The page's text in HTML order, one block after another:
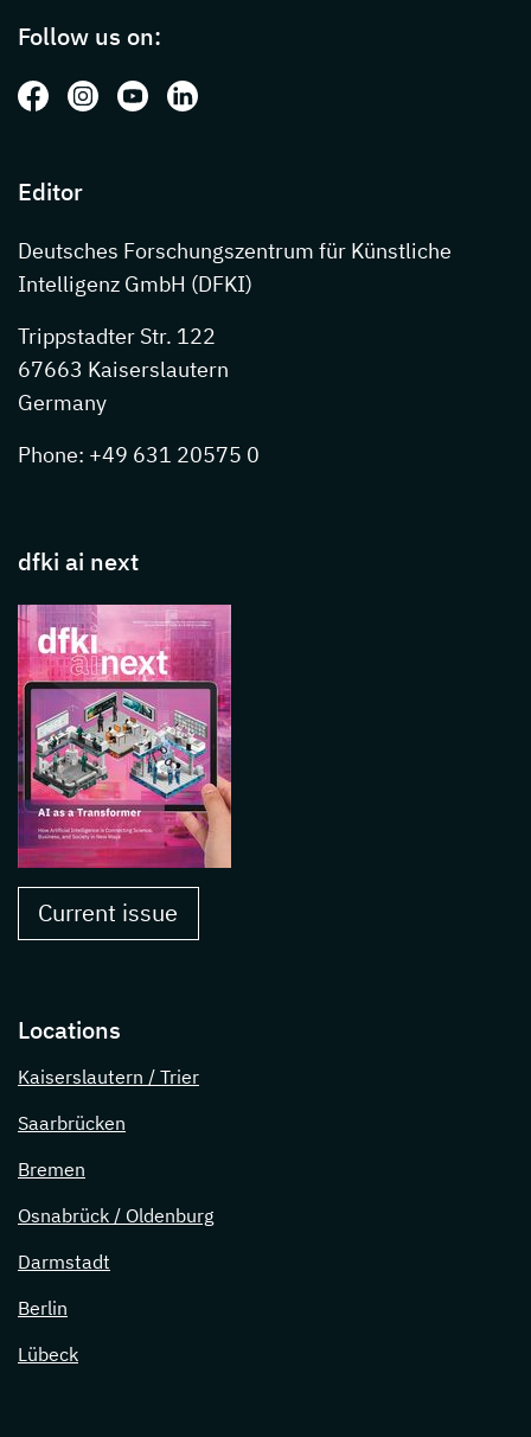
Follow us on:
Follow us on: Facebook
Follow us on: Instagram
Follow us on: Youtube
Follow us on: LinkedIn
Editor
Deutsches Forschungszentrum für Künstliche
Intelligenz GmbH (DFKI)
Trippstadter Str. 122
67663 Kaiserslautern
Germany
Phone: +49 631 20575 0
dfki ai next
Current issue
Locations
Kaiserslautern / Trier
Saarbrücken
Bremen
Osnabrück / Oldenburg
Darmstadt
Berlin
Lübeck